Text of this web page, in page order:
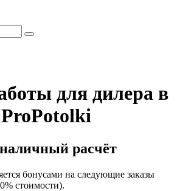
для дилера в
расчёт
бонусами на следующие заказы
стоимости).